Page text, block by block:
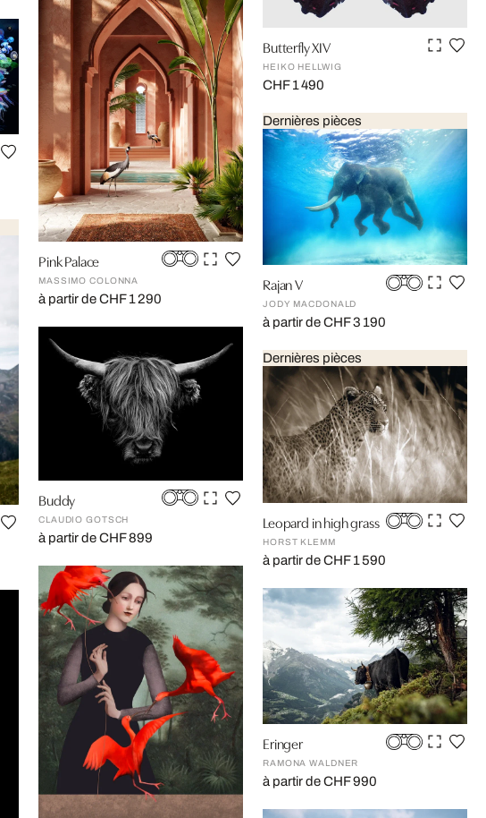
Pink Palace
MASSIMO COLONNA
à partir de CHF 1 290
Buddy
CLAUDIO GOTSCH
à partir de CHF 899
Butterfly XIV
HEIKO HELLWIG
CHF 1 490
Dernières pièces
Rajan V
JODY MACDONALD
à partir de CHF 3 190
Dernières pièces
Leopard in high grass
HORST KLEMM
à partir de CHF 1 590
Eringer
RAMONA WALDNER
à partir de CHF 990